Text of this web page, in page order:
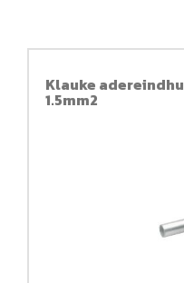
Klauke
1.5mm2